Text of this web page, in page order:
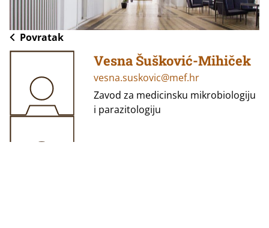
Povratak
Vesna Šušković-Mihiček
vesna.suskovic@mef.hr
Zavod za medicinsku mikrobiologiju
i parazitologiju